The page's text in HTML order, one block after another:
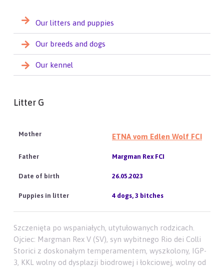
Our litters and puppies
Our breeds and dogs
Our kennel
Litter G
ETNA vom Edlen Wolf FCI
Margman Rex FCI
26.05.2023
4 dogs, 3 bitches
Szczenięta po wspaniałych, utytułowanych rodzicach.
Ojciec: Margman Rex V (SV), syn wybitnego Rio dei Colli
Storici z doskonałym temperamentem, wyszkolony, IGP-
3, KKL wolny od dysplazji biodrowej i łokciowej, wolny od